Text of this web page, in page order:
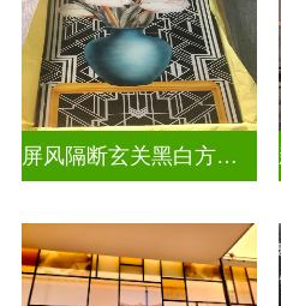
屏风隔断玄关黑白方块深雕双面效果